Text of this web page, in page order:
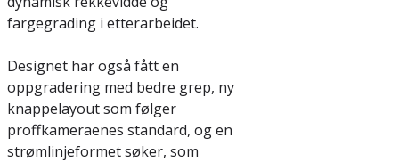
fargegrading i etterarbeidet.
Designet har også fått en
oppgradering med bedre grep, ny
knappelayout som følger
proffkameraenes standard, og en
strømlinjeformet søker, som